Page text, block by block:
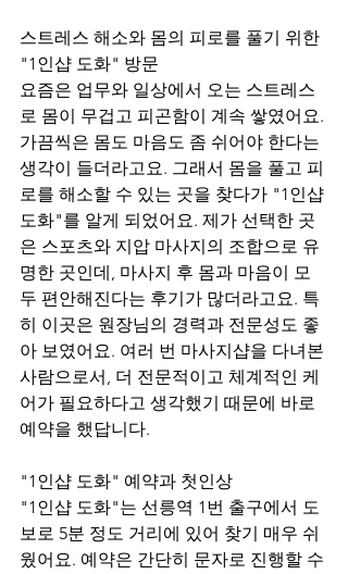
스트레스 해소와 몸의 피로를 풀기 위한
"1인샵 도화" 방문
요즘은 업무와 일상에서 오는 스트레스
로 몸이 무겁고 피곤함이 계속 쌓였어요.
가끔씩은 몸도 마음도 좀 쉬어야 한다는
생각이 들더라고요. 그래서 몸을 풀고 피
로를 해소할 수 있는 곳을 찾다가 "1인샵
도화"를 알게 되었어요. 제가 선택한 곳
은 스포츠와 지압 마사지의 조합으로 유
명한 곳인데, 마사지 후 몸과 마음이 모
두 편안해진다는 후기가 많더라고요. 특
히 이곳은 원장님의 경력과 전문성도 좋
아 보였어요. 여러 번 마사지샵을 다녀본
사람으로서, 더 전문적이고 체계적인 케
어가 필요하다고 생각했기 때문에 바로
예약을 했답니다.
"1인샵 도화" 예약과 첫인상
"1인샵 도화"는 선릉역 1번 출구에서 도
보로 5분 정도 거리에 있어 찾기 매우 쉬
웠어요. 예약은 간단히 문자로 진행할 수